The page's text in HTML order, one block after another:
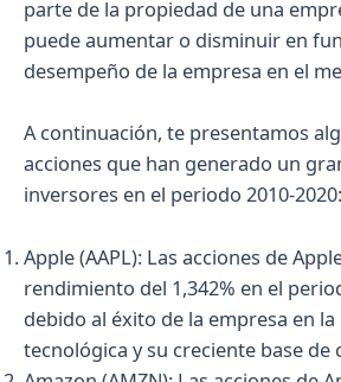
parte de la propiedad de una
puede aumentar o disminuir en
desempeño de la empresa en el
A continuación, te presentamos
acciones que han generado un
inversores en el periodo 2010-2020:
Apple (AAPL): Las acciones de
rendimiento del 1,342% en el
debido al éxito de la empresa en
tecnológica y su creciente base de